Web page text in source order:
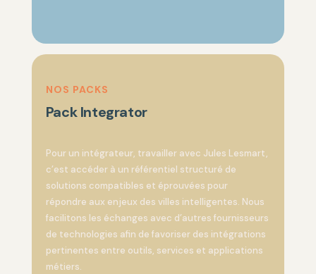
NOS PACKS
Pack Integrator
Pour un intégrateur, travailler avec Jules Lesmart,
c’est accéder à un référentiel structuré de
solutions compatibles et éprouvées pour
répondre aux enjeux des villes intelligentes. Nous
facilitons les échanges avec d’autres fournisseurs
de technologies afin de favoriser des intégrations
pertinentes entre outils, services et applications
métiers.